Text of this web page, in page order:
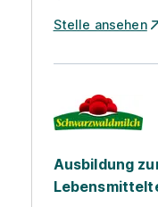
Stelle ansehen
Ausbildung